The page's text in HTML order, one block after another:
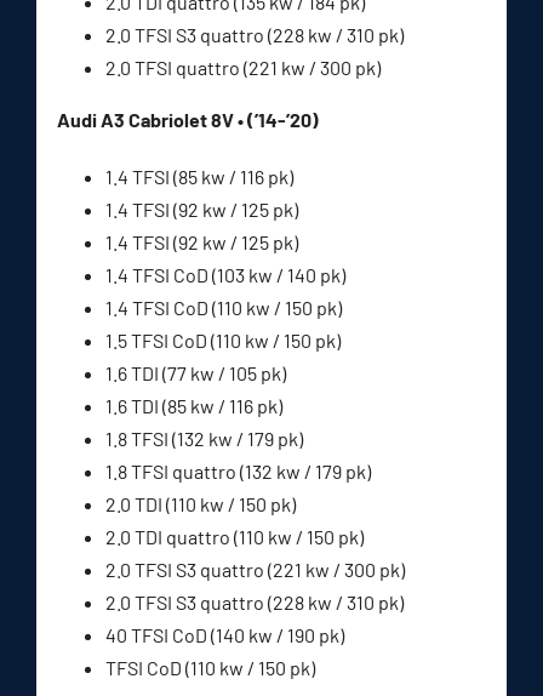
2.0 TFSI S3 quattro (228 kw / 310 pk)
2.0 TFSI quattro (221 kw / 300 pk)
Audi A3 Cabriolet 8V • (’14-’20)
1.4 TFSI (85 kw / 116 pk)
1.4 TFSI (92 kw / 125 pk)
1.4 TFSI (92 kw / 125 pk)
1.4 TFSI CoD (103 kw / 140 pk)
1.4 TFSI CoD (110 kw / 150 pk)
1.5 TFSI CoD (110 kw / 150 pk)
1.6 TDI (77 kw / 105 pk)
1.6 TDI (85 kw / 116 pk)
1.8 TFSI (132 kw / 179 pk)
1.8 TFSI quattro (132 kw / 179 pk)
2.0 TDI (110 kw / 150 pk)
2.0 TDI quattro (110 kw / 150 pk)
2.0 TFSI S3 quattro (221 kw / 300 pk)
2.0 TFSI S3 quattro (228 kw / 310 pk)
40 TFSI CoD (140 kw / 190 pk)
TFSI CoD (110 kw / 150 pk)